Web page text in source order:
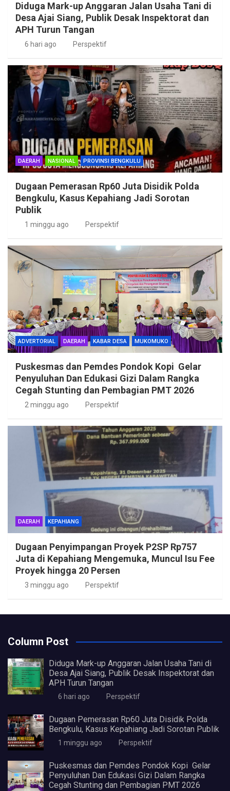
Diduga Mark-up Anggaran Jalan Usaha Tani di
Desa Ajai Siang, Publik Desak Inspektorat dan
APH Turun Tangan
6 hari ago Perspektif
DAERAH NASIONAL PROVINSI BENGKULU
Dugaan Pemerasan Rp60 Juta Disidik Polda
Bengkulu, Kasus Kepahiang Jadi Sorotan
Publik
1 minggu ago Perspektif
ADVERTORIAL DAERAH KABAR DESA MUKOMUKO
Puskesmas dan Pemdes Pondok Kopi Gelar
Penyuluhan Dan Edukasi Gizi Dalam Rangka
Cegah Stunting dan Pembagian PMT 2026
2 minggu ago Perspektif
DAERAH KEPAHIANG
Dugaan Penyimpangan Proyek P2SP Rp757
Juta di Kepahiang Mengemuka, Muncul Isu Fee
Proyek hingga 20 Persen
3 minggu ago Perspektif
Column Post
Diduga Mark-up Anggaran Jalan Usaha Tani di
Desa Ajai Siang, Publik Desak Inspektorat dan
APH Turun Tangan
6 hari ago Perspektif
Dugaan Pemerasan Rp60 Juta Disidik Polda
Bengkulu, Kasus Kepahiang Jadi Sorotan Publik
1 minggu ago Perspektif
Puskesmas dan Pemdes Pondok Kopi Gelar
Penyuluhan Dan Edukasi Gizi Dalam Rangka
Cegah Stunting dan Pembagian PMT 2026